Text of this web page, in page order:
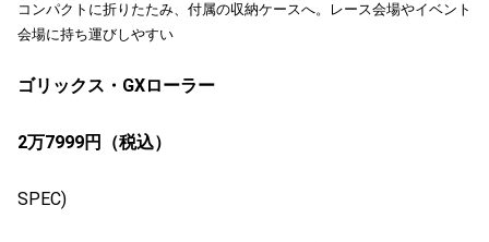
コンパクトに折りたたみ、付属の収納ケースへ。レース会場やイベント
会場に持ち運びしやすい
ゴリックス・GXローラー
2万7999円（税込）
SPEC)